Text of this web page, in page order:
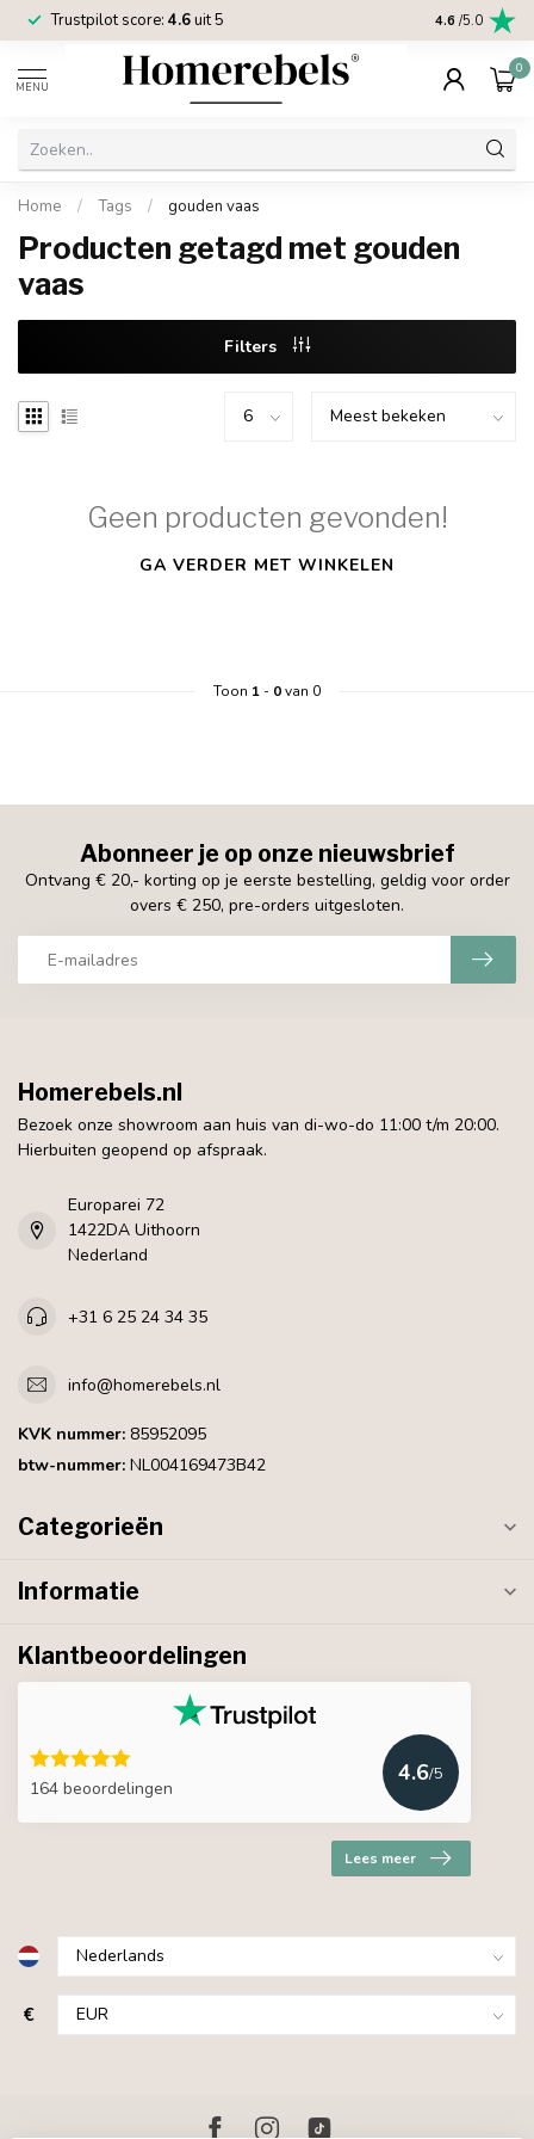
Trustpilot score: 4.6uit 5 2 jaar
4.6 /5.0
MENU
0
Home / Tags / gouden vaas
Producten getagd met gouden
vaas
Filters
Geen producten gevonden!
GA VERDER MET WINKELEN
Toon 1- 0van 0
Abonneer je op onze nieuwsbrief
Ontvang € 20,- korting op je eerste bestelling, geldig voor order
overs € 250, pre-orders uitgesloten.
Homerebels.nl
Bezoek onze showroom aan huis van di-wo-do 11:00 t/m 20:00.
Hierbuiten geopend op afspraak.
Europarei 72
1422DA Uithoorn
Nederland
+31 6 25 24 34 35
info@homerebels.nl
KVK nummer: 85952095
btw-nummer: NL004169473B42
Categorieën
Informatie
Klantbeoordelingen
164 beoordelingen
4.6/5
Lees meer
€